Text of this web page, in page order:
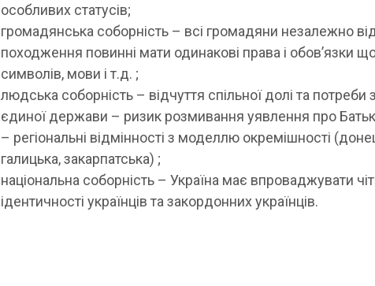
особливих статусів;
громадянська соборність – всі громадяни незалежно
походження повинні мати одинакові права і обов’язки
символів, мови і т.д. ;
людська соборність – відчуття спільної долі та потреби
єдиної держави – ризик розмивання уявлення про
– регіональні відмінності з моделлю окремішності
галицька, закарпатська) ;
національна соборність – Україна має впроваджувати
ідентичності українців та закордонних українців.